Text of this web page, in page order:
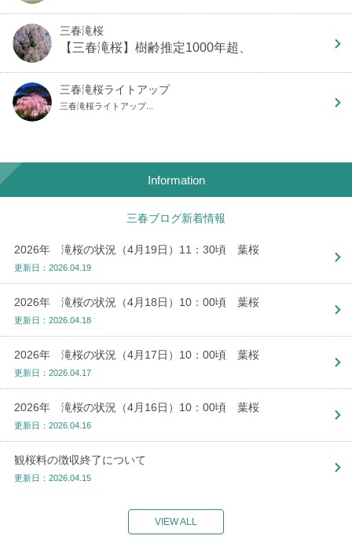
三春滝桜
【三春滝桜】樹齢推定1000年超、
三春滝桜ライトアップ
三春滝桜ライトアップ...
Information
三春ブログ新着情報
2026年 滝桜の状況（4月19日）11：30頃 葉桜
更新日：2026.04.19
2026年 滝桜の状況（4月18日）10：00頃 葉桜
更新日：2026.04.18
2026年 滝桜の状況（4月17日）10：00頃 葉桜
更新日：2026.04.17
2026年 滝桜の状況（4月16日）10：00頃 葉桜
更新日：2026.04.16
観桜料の徴収終了について
更新日：2026.04.15
VIEW ALL